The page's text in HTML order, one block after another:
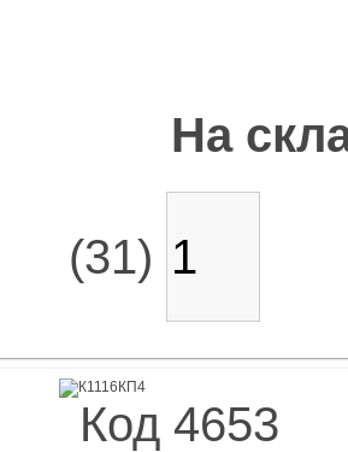
На
(31)
Код 4653